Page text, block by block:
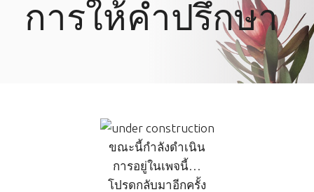
การให้คำปรึกษา
ขณะนี้กำลังดำเนิน
การอยู่ในเพจนี้…
โปรดกลับมาอีกครั้ง